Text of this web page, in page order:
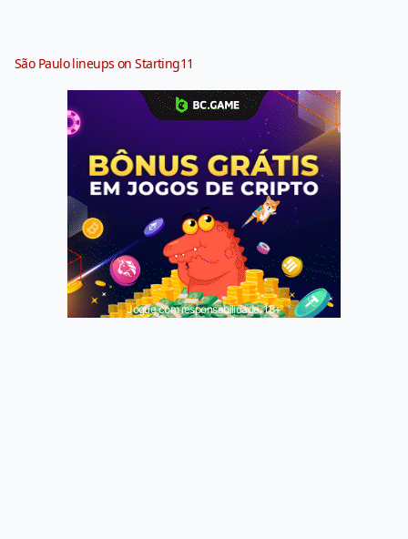
São Paulo lineups on Starting11
Jogue com responsabilidade. 18+